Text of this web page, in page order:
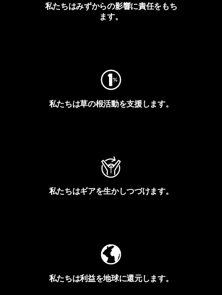
私たちはみずからの影響に責任をもち
ます。
私たちは草の根活動を支援します。
私たちはギアを生かしつづけます。
私たちは利益を地球に還元します。